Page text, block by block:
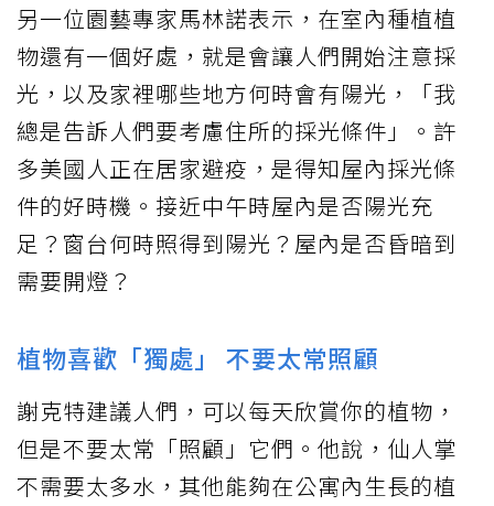
另一位園藝專家馬林諾表示，在室內種植植
物還有一個好處，就是會讓人們開始注意採
光，以及家裡哪些地方何時會有陽光，「我
總是告訴人們要考慮住所的採光條件」。許
多美國人正在居家避疫，是得知屋內採光條
件的好時機。接近中午時屋內是否陽光充
足？窗台何時照得到陽光？屋內是否昏暗到
需要開燈？
植物喜歡「獨處」 不要太常照顧
謝克特建議人們，可以每天欣賞你的植物，
但是不要太常「照顧」它們。他說，仙人掌
不需要太多水，其他能夠在公寓內生長的植